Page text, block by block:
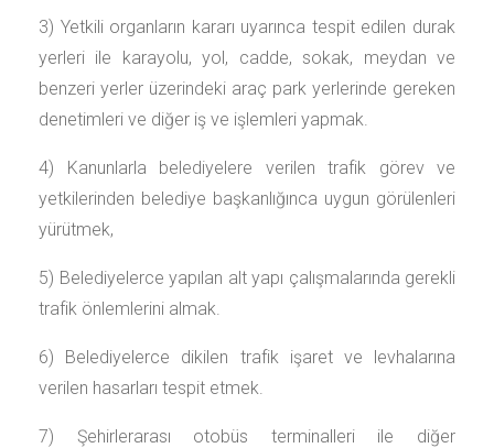
3) Yetkili organların kararı uyarınca tespit edilen durak
yerleri ile karayolu, yol, cadde, sokak, meydan ve
benzeri yerler üzerindeki araç park yerlerinde gereken
denetimleri ve diğer iş ve işlemleri yapmak.
4) Kanunlarla belediyelere verilen trafik görev ve
yetkilerinden belediye başkanlığınca uygun görülenleri
yürütmek,
5) Belediyelerce yapılan alt yapı çalışmalarında gerekli
trafik önlemlerini almak.
6) Belediyelerce dikilen trafik işaret ve levhalarına
verilen hasarları tespit etmek.
7) Şehirlerarası otobüs terminalleri ile diğer